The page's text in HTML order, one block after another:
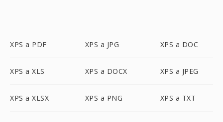
XPS a PDF XPS a JPG XPS a DOC
XPS a XLS XPS a DOCX XPS a JPEG
XPS a XLSX XPS a PNG XPS a TXT